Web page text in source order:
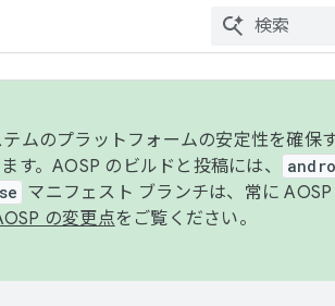
ムのプラットフォームの安定性を確保す
す。AOSP のビルドと投稿には、
マニフェスト ブランチは、常に
の変更点をご覧ください。